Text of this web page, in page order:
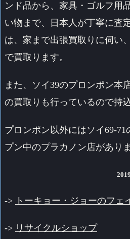
ンド品から、家具・ゴルフ用
い物まで、日本人が丁寧に査
は、家まで出張買取りに伺い
で買取ります。
また、ソイ39のプロンポン本
の買取りも行っているので持
プロンポン以外にはソイ69-
プン中のプラカノン店がありま
-> トーキョー・ジョーのフェ
-> リサイクルショップ